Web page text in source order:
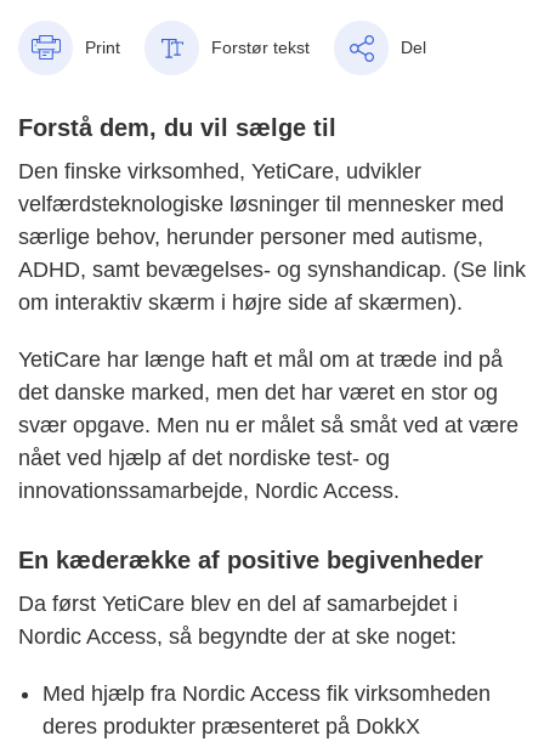
Print Forstør tekst Del
Forstå dem, du vil sælge til
Den finske virksomhed, YetiCare, udvikler
velfærdsteknologiske løsninger til mennesker med
særlige behov, herunder personer med autisme,
ADHD, samt bevægelses- og synshandicap. (Se link
om interaktiv skærm i højre side af skærmen).
YetiCare har længe haft et mål om at træde ind på
det danske marked, men det har været en stor og
svær opgave. Men nu er målet så småt ved at være
nået ved hjælp af det nordiske test- og
innovationssamarbejde, Nordic Access.
En kæderække af positive begivenheder
Da først YetiCare blev en del af samarbejdet i
Nordic Access, så begyndte der at ske noget:
Med hjælp fra Nordic Access fik virksomheden
deres produkter præsenteret på DokkX